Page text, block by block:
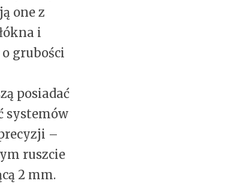
one z
i
grubości
posiadać
systemów
–
ruszcie
2 mm.